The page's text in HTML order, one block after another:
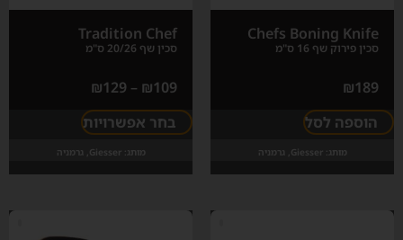
Chefs Boning Knife
סכין פירוק שף 16 ס"מ
₪189
הוספה לסל
מותג:Giesser, גרמניה
Tradition Chef
סכין שף 20/26 ס"מ
₪109
–
₪129
בחר אפשרויות
מותג:Giesser, גרמניה